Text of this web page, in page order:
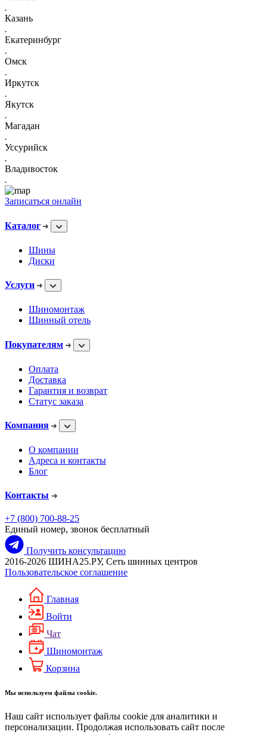
.
Казань
.
Екатеринбург
.
Омск
.
Иркутск
.
Якутск
.
Магадан
.
Уссурийск
.
Владивосток
.
Записаться онлайн
Каталог
Шины
Диски
Услуги
Шиномонтаж
Шинный отель
Покупателям
Оплата
Доставка
Гарантия и возврат
Статус заказа
Компания
О компании
Адреса и контакты
Блог
Контакты
+7 (800) 700-88-25
Единый номер, звонок бесплатный
Получить консультацию
2016-2026 ШИНА25.РУ, Сеть шинных центров
Пользовательское соглашение
Главная
Войти
Чат
Шиномонтаж
Корзина
Мы используем файлы cookie.
Наш сайт использует файлы cookie для аналитики и
персонализации. Продолжая использовать сайт после